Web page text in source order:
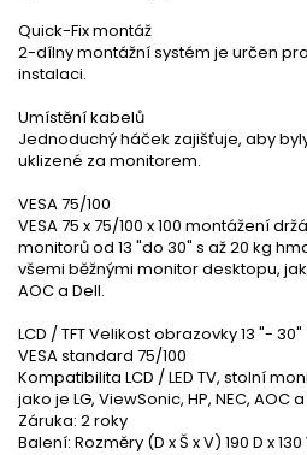
Quick-Fix montáž
2-dílny montážní systém je určen
instalaci.
Umístění kabelů
Jednoduchý háček zajišťuje, aby
uklizené za monitorem.
VESA 75/100
VESA 75 x 75/100 x 100 montážení
monitorů od 13 "do 30" s až 20 kg
všemi běžnými monitor desktopu,
AOC a Dell.
LCD / TFT Velikost obrazovky 13 "- 30"
VESA standard 75/100
Kompatibilita LCD / LED TV, stolní
jako je LG, ViewSonic, HP, NEC, AOC
Záruka: 2 roky
Balení: Rozměry (D x Š x V) 190 D x 130